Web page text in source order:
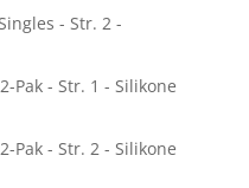
- Str. 2 -
Pak - Str. 1 - Silikone
Pak - Str. 2 - Silikone